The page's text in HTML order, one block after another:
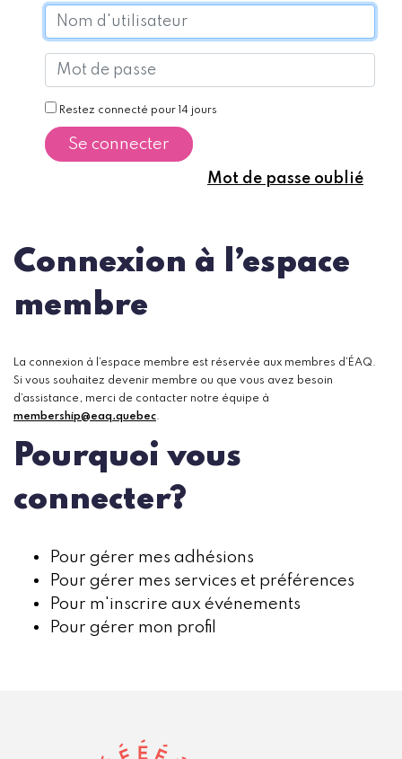
Restez connecté pour 14 jours
Se connecter
Mot de passe oublié
Connexion à l’espace
membre
La connexion à l’espace membre est réservée aux membres d’ÉAQ.
Si vous souhaitez devenir membre ou que vous avez besoin
d’assistance, merci de contacter notre équipe à
membership@eaq.quebec.
Pourquoi vous
connecter?
Pour gérer mes adhésions
Pour gérer mes services et préférences
Pour m'inscrire aux événements
Pour gérer mon profil